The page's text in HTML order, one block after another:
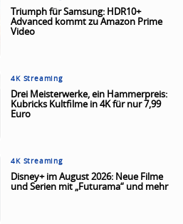
Triumph für Samsung: HDR10+
Advanced kommt zu Amazon Prime
Video
4K Streaming
Drei Meisterwerke, ein Hammerpreis:
Kubricks Kultfilme in 4K für nur 7,99
Euro
4K Streaming
Disney+ im August 2026: Neue Filme
und Serien mit „Futurama“ und mehr